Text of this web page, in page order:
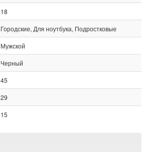
18
Городские, Для ноутбука, Подростковые
Мужской
Черный
45
29
15